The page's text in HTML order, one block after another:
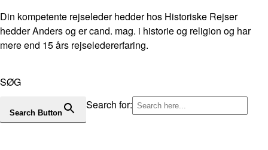
Din kompetente rejseleder hedder hos Historiske Rejser
hedder Anders og er cand. mag. i historie og religion og har
mere end 15 års rejseledererfaring.
SØG
Search for:
Search Button